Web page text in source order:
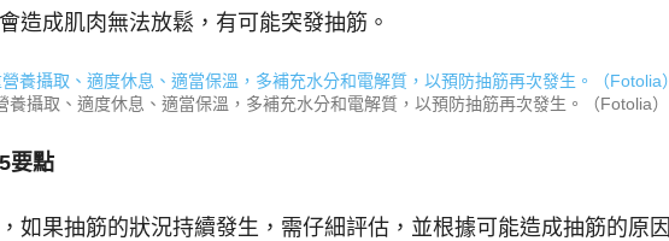
造成肌肉無法放鬆，有可能突發抽筋。
養攝取、適度休息、適當保溫，多補充水分和電解質，以預防抽筋再次發生。（Fotolia）
要點
如果抽筋的狀況持續發生，需仔細評估，並根據可能造成抽筋的原因